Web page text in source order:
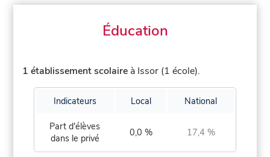
Éducation
1 établissement scolaire à Issor (1 école).
Indicateurs Local National
Part d'élèves
dans le privé
0,0 % 17,4 %